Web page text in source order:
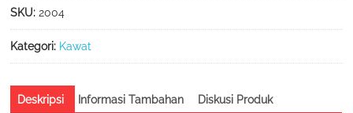
1
KG)
Lemas
Tidak
SKU:2004
Kategori: Kawat
Deskripsi Informasi Tambahan Diskusi Produk